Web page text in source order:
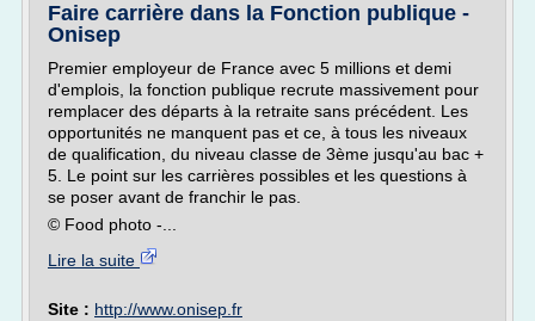
Faire carrière dans la Fonction publique -
Onisep
Premier employeur de France avec 5 millions et demi
d'emplois, la fonction publique recrute massivement pour
remplacer des départs à la retraite sans précédent. Les
opportunités ne manquent pas et ce, à tous les niveaux
de qualification, du niveau classe de 3ème jusqu'au bac +
5. Le point sur les carrières possibles et les questions à
se poser avant de franchir le pas.
© Food photo -...
Lire la suite
Site : http://www.onisep.fr